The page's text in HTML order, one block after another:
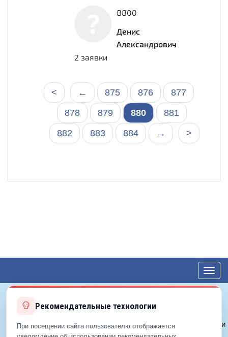
8800
Денис
Александрович
2 заявки
←
< 875 876
877
878
879 880
881
882
883 884 >
→
© 2012—2026 ЕДС-Королёв
Политика конфиденциальности
Рекомендательные технологии
При посещении сайта пользователю отображается